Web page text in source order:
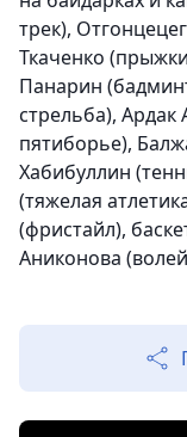
трек),
Ткаченко
Панарин
стрельба), Ардак
пятиборье),
Хабибуллин
(тяжелая
(фристайл),
Аниконова